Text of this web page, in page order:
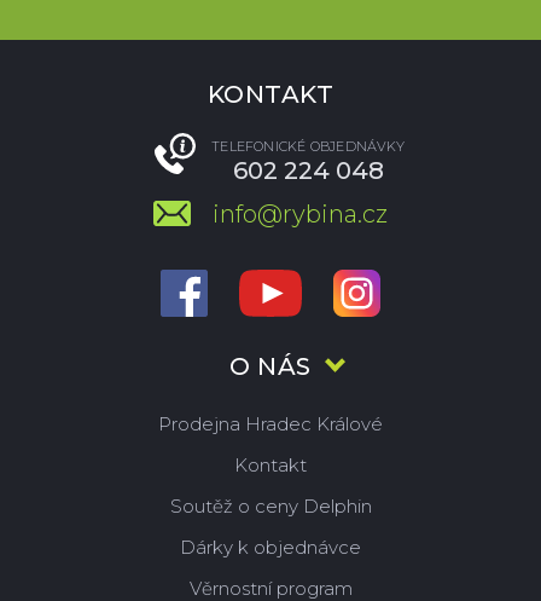
O NÁS
Prodejna Hradec Králové
Kontakt
Soutěž o ceny Delphin
Dárky k objednávce
Věrnostní program
KONTAKT
TELEFONICKÉ OBJEDNÁVKY
602 224 048
info@rybina.cz